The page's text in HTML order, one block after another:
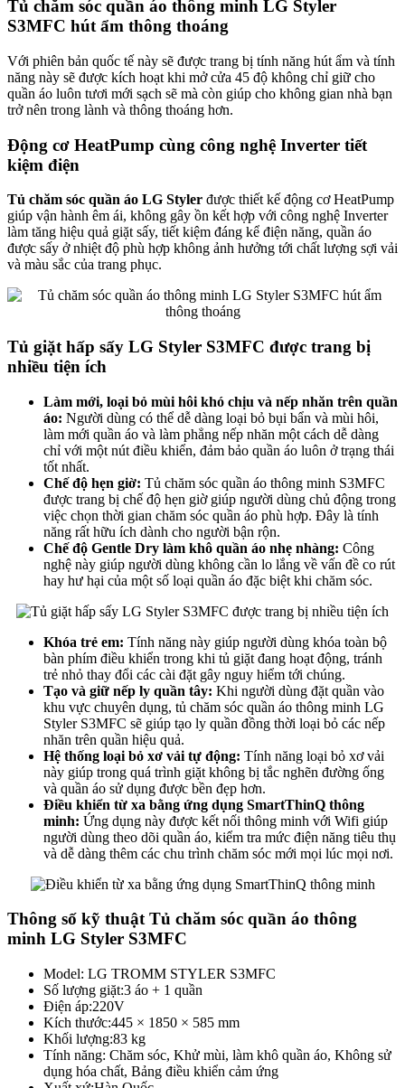
Tủ chăm sóc quần áo thông minh LG Styler
S3MFC hút ẩm thông thoáng
Với phiên bản quốc tế này sẽ được trang bị tính năng hút ẩm và tính
năng này sẽ được kích hoạt khi mở cửa 45 độ không chỉ giữ cho
quần áo luôn tươi mới sạch sẽ mà còn giúp cho không gian nhà bạn
trở nên trong lành và thông thoáng hơn.
Động cơ HeatPump cùng công nghệ Inverter tiết
kiệm điện
Tủ chăm sóc quần áo LG Styler được thiết kế động cơ HeatPump
giúp vận hành êm ái, không gây ồn kết hợp với công nghệ Inverter
làm tăng hiệu quả giặt sấy, tiết kiệm đáng kể điện năng, quần áo
được sấy ở nhiệt độ phù hợp không ảnh hưởng tới chất lượng sợi vải
và màu sắc của trang phục.
Tủ giặt hấp sấy LG Styler S3MFC được trang bị
nhiều tiện ích
Làm mới, loại bỏ mùi hôi khó chịu và nếp nhăn trên quần
áo: Người dùng có thể dễ dàng loại bỏ bụi bẩn và mùi hôi,
làm mới quần áo và làm phẳng nếp nhăn một cách dễ dàng
chỉ với một nút điều khiển, đảm bảo quần áo luôn ở trạng thái
tốt nhất.
Chế độ hẹn giờ: Tủ chăm sóc quần áo thông minh S3MFC
được trang bị chế độ hẹn giờ giúp người dùng chủ động trong
việc chọn thời gian chăm sóc quần áo phù hợp. Đây là tính
năng rất hữu ích dành cho người bận rộn.
Chế độ Gentle Dry làm khô quần áo nhẹ nhàng: Công
nghệ này giúp người dùng không cần lo lắng về vấn đề co rút
hay hư hại của một số loại quần áo đặc biệt khi chăm sóc.
Khóa trẻ em: Tính năng này giúp người dùng khóa toàn bộ
bàn phím điều khiển trong khi tủ giặt đang hoạt động, tránh
trẻ nhỏ thay đổi các cài đặt gây nguy hiểm tới chúng.
Tạo và giữ nếp ly quần tây: Khi người dùng đặt quần vào
khu vực chuyên dụng, tủ chăm sóc quần áo thông minh LG
Styler S3MFC sẽ giúp tạo ly quần đồng thời loại bỏ các nếp
nhăn trên quần hiệu quả.
Hệ thống loại bỏ xơ vải tự động: Tính năng loại bỏ xơ vải
này giúp trong quá trình giặt không bị tắc nghẽn đường ống
và quần áo sử dụng được bền đẹp hơn.
Điều khiển từ xa bằng ứng dụng SmartThinQ thông
minh: Ứng dụng này được kết nối thông minh với Wifi giúp
người dùng theo dõi quần áo, kiểm tra mức điện năng tiêu thụ
và dễ dàng thêm các chu trình chăm sóc mới mọi lúc mọi nơi.
Thông số kỹ thuật Tủ chăm sóc quần áo thông
minh LG Styler S3MFC
Model: LG TROMM STYLER S3MFC
Số lượng giặt:3 áo + 1 quần
Điện áp:220V
Kích thước:445 × 1850 × 585 mm
Khối lượng:83 kg
Tính năng: Chăm sóc, Khử mùi, làm khô quần áo, Không sử
dụng hóa chất, Bảng điều khiển cảm ứng